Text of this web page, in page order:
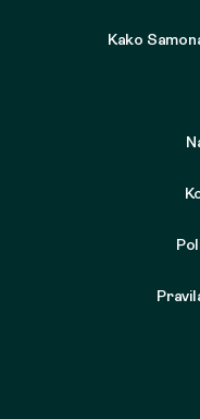
Kako